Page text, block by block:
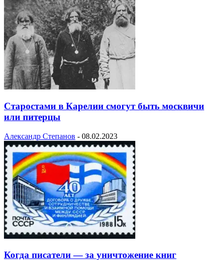
Старостами в Карелии смогут быть москвичи
или питерцы
Александр Степанов - 08.02.2023
Когда писатели — за уничтожение книг